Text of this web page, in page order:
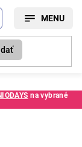
na vybrané